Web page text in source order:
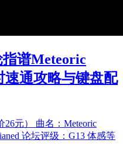
指谱Meteoric
通攻略与键盘配
26元） 曲名：Meteoric
论坛评级：G13 体感等